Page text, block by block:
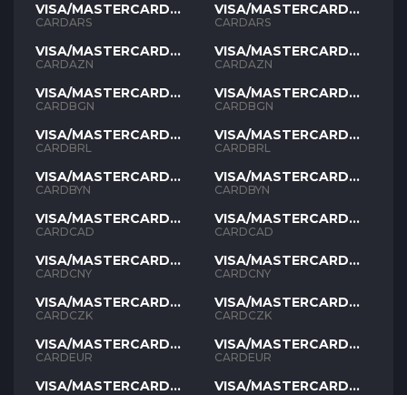
VISA/MASTERCARD
ARS
CARDARS
VISA/MASTERCARD
AZN
CARDAZN
VISA/MASTERCARD
BGN
CARDBGN
VISA/MASTERCARD
BRL
CARDBRL
VISA/MASTERCARD
BYN
CARDBYN
VISA/MASTERCARD
CAD
CARDCAD
VISA/MASTERCARD
CNY
CARDCNY
VISA/MASTERCARD
CZK
CARDCZK
VISA/MASTERCARD
EUR
CARDEUR
VISA/MASTERCARD
VISA/MASTERCARD
ARS
CARDARS
VISA/MASTERCARD
AZN
CARDAZN
VISA/MASTERCARD
BGN
CARDBGN
VISA/MASTERCARD
BRL
CARDBRL
VISA/MASTERCARD
BYN
CARDBYN
VISA/MASTERCARD
CAD
CARDCAD
VISA/MASTERCARD
CNY
CARDCNY
VISA/MASTERCARD
CZK
CARDCZK
VISA/MASTERCARD
EUR
CARDEUR
VISA/MASTERCARD